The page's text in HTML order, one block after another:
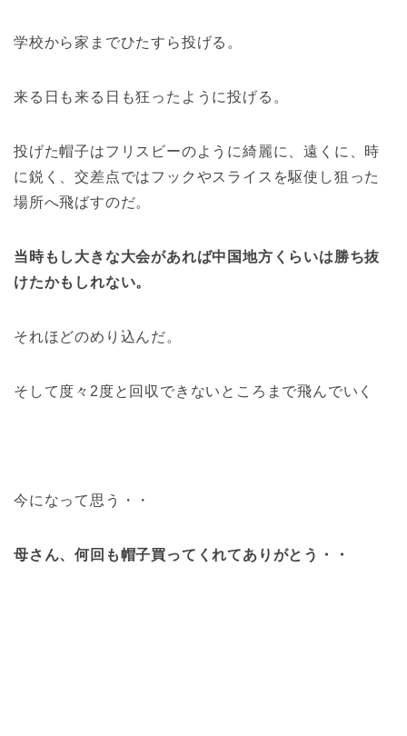
学校から家までひたすら投げる。
来る日も来る日も狂ったように投げる。
投げた帽子はフリスビーのように綺麗に、遠くに、時
に鋭く、交差点ではフックやスライスを駆使し狙った
場所へ飛ばすのだ。
当時もし大きな大会があれば中国地方くらいは勝ち抜
けたかもしれない。
それほどのめり込んだ。
そして度々2度と回収できないところまで飛んでいく
今になって思う・・
母さん、何回も帽子買ってくれてありがとう・・